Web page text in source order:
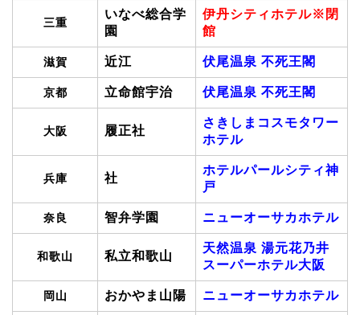
三重
いなべ総合学
園
伊丹シティホテル※閉
館
滋賀 近江 伏尾温泉 不死王閣
京都 立命館宇治 伏尾温泉 不死王閣
大阪 履正社
さきしまコスモタワー
ホテル
兵庫 社
ホテルパールシティ神
戸
奈良 智弁学園 ニューオーサカホテル
和歌山 私立和歌山
天然温泉 湯元花乃井
スーパーホテル大阪
岡山 おかやま山陽 ニューオーサカホテル